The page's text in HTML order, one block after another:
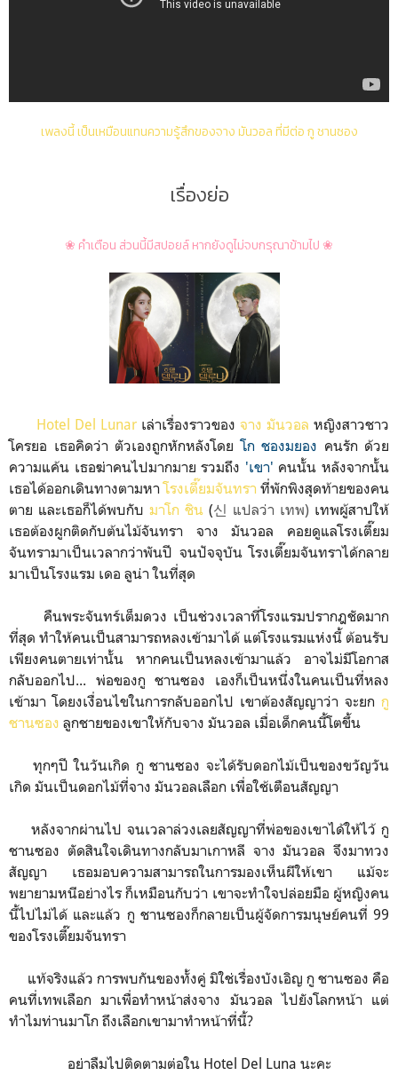
เพลงนี้ เป็นเหมือนแทนความรู้สึกของจาง มันวอล ที่มีต่อ กู ชานซอง
เรื่องย่อ
❀ คำเตือน ส่วนนี้มีสปอยล์ หากยังดูไม่จบกรุณาข้ามไป ❀
Hotel Del Lunarเล่าเรื่องราวของ จาง มันวอล หญิงสาวชาว
โครยอ เธอคิดว่า ตัวเองถูกหักหลังโดยโก ชองมยอง คนรัก ด้วย
ความแค้น เธอฆ่าคนไปมากมาย รวมถึง 'เขา' คนนั้น หลังจากนั้น
เธอได้ออกเดินทางตามหาโรงเตี๊ยมจันทรา ที่พักพิงสุดท้ายของคน
ตาย และเธอก็ได้พบกับ มาโก ชิน (신 แปลว่า เทพ) เทพผู้สาปให้
เธอต้องผูกติดกับต้นไม้จันทรา จาง มันวอล คอยดูแลโรงเตี๊ยม
จันทรามาเป็นเวลากว่าพันปี จนปัจจุบัน โรงเตี๊ยมจันทราได้กลาย
มาเป็นโรงแรม เดอ ลูน่า ในที่สุด
คืนพระจันทร์เต็มดวง เป็นช่วงเวลาที่โรงแรมปรากฎชัดมาก
ที่สุด ทำให้คนเป็นสามารถหลงเข้ามาได้ แต่โรงแรมแห่งนี้ ต้อนรับ
เพียงคนตายเท่านั้น หากคนเป็นหลงเข้ามาแล้ว อาจไม่มีโอกาส
กลับออกไป... พ่อของกู ชานซอง เองก็เป็นหนึ่งในคนเป็นที่หลง
เข้ามา โดยงเงื่อนไขในการกลับออกไป เขาต้องสัญญาว่า จะยก กู
ชานซอง ลูกชายของเขาให้กับจาง มันวอล เมื่อเด็กคนนี้โตขึ้น
ทุกๆปี ในวันเกิด กู ชานซอง จะได้รับดอกไม้เป็นของขวัญวัน
เกิด มันเป็นดอกไม้ที่จาง มันวอลเลือก เพื่อใช้เตือนสัญญา
หลังจากผ่านไป จนเวลาล่วงเลยสัญญาที่พ่อของเขาได้ให้ไว้ กู
ชานซอง ตัดสินใจเดินทางกลับมาเกาหลี จาง มันวอล จึงมาทวง
สัญญา เธอมอบความสามารถในการมองเห็นผีให้เขา แม้จะ
พยายามหนีอย่างไร ก็เหมือนกับว่า เขาจะทำใจปล่อยมือ ผู้หญิงคน
นี้ไปไม่ได้ และแล้ว กู ชานซองก็กลายเป็นผู้จัดการมนุษย์คนที่ 99
ของโรงเตี๊ยมจันทรา
แท้จริงแล้ว การพบกันของทั้งคู่ มิใช่เรื่องบังเอิญ กู ชานซอง คือ
คนที่เทพเลือก มาเพื่อทำหน้าส่งจาง มันวอล ไปยังโลกหน้า แต่
ทำไมท่านมาโก ถึงเลือกเขามาทำหน้าที่นี้?
อย่าลืมไปติดตามต่อใน Hotel Del Luna นะคะ